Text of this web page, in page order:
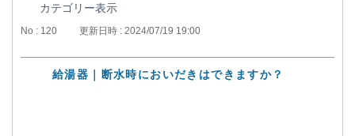
カテゴリー表示
No : 120 更新日時 : 2024/07/19 19:00
給湯器｜断水時においだきはできますか？